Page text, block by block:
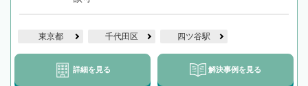
東京都 千代田区 四ツ谷駅
詳細を見る 解決事例を見る